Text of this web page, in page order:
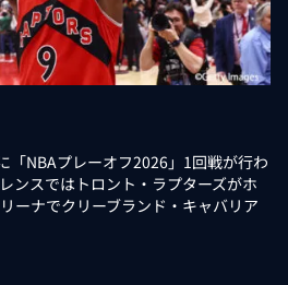
NBAプレーオフ2026」1回戦が行わ
ンスではトロント・ラプターズがホ
ーナでクリーブランド・キャバリア